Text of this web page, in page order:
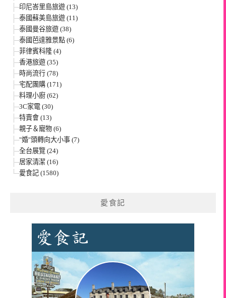
印尼峇里島旅遊 (13)
泰國蘇美島旅遊 (11)
泰國曼谷旅遊 (38)
泰國芭達雅景點 (6)
菲律賓科隆 (4)
香港旅遊 (35)
時尚流行 (78)
宅配團購 (171)
料理小廚 (62)
3C家電 (30)
特賣會 (13)
親子＆寵物 (6)
"婚"頭轉向大小事 (7)
全台展覽 (24)
居家清潔 (16)
愛食記 (1580)
愛食記